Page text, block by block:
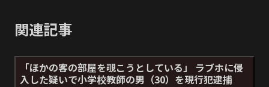
関連記事
「ほかの客の部屋を覗こうとしている」 ラブホに侵
入した疑いで小学校教師の男（30）を現行犯逮捕